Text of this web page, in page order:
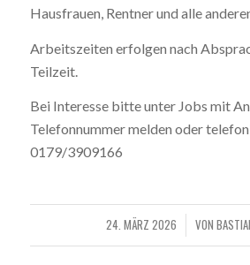
Hausfrauen, Rentner und alle
Arbeitszeiten erfolgen nach
Teilzeit.
Bei Interesse bitte unter Jobs mit
Telefonnummer melden oder
0179/3909166
24. MÄRZ 2026
/ VON